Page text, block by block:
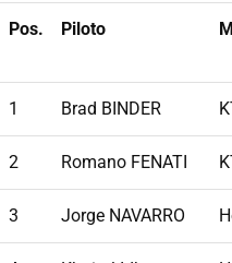
Pos. Piloto
1 Brad BINDER
2 Romano FENATI
3 Jorge NAVARRO